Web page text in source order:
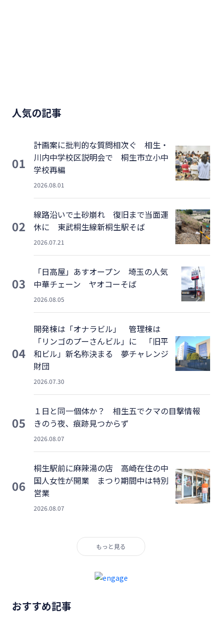
人気の記事
01
計画案に批判的な質問相次ぐ 相生・
川内中学校区説明会で 桐生市立小中
学校再編
2026.08.01
02
線路沿いで土砂崩れ 復旧まで当面運
休に 東武桐生線新桐生駅そば
2026.07.21
03
「日高屋」あすオープン 埼玉の人気
中華チェーン ヤオコーそば
2026.08.05
04
開発棟は「オナラビル」 管理棟は
「リンゴのプーさんビル」に 「旧平
和ビル」新名称決まる 夢チャレンジ
財団
2026.07.30
05
１日と同一個体か？ 相生五でクマの目撃情報
きのう夜、痕跡見つからず
2026.08.07
06
桐生駅前に麻辣湯の店 高崎在住の中
国人女性が開業 まつり期間中は特別
営業
2026.08.07
もっと見る
おすすめ記事